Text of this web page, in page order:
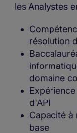
les Analystes
résolution
domaine
d'API
Capacité à
base